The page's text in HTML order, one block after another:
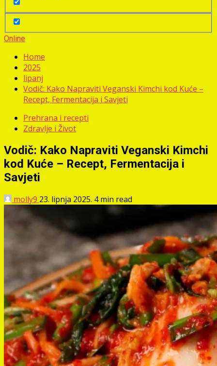
Online
Home
2025
lipanj
Vodič: Kako Napraviti Veganski Kimchi kod Kuće –
Recept, Fermentacija i Savjeti
Prehrana i recepti
Zdravlje i Život
Vodič: Kako Napraviti Veganski Kimchi
kod Kuće – Recept, Fermentacija i
Savjeti
molly9 23. lipnja 2025. 4 min read